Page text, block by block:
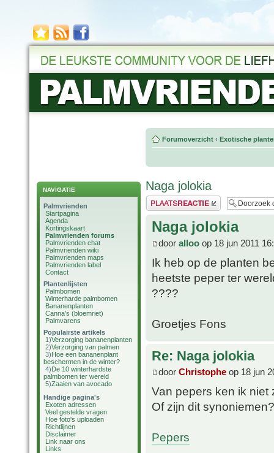
NAVIGATIE
Palmvrienden
Startpagina
Agenda
Kortingskaart
Palmvrienden forums
Palmvrienden chat
Palmvrienden wiki
Palmvrienden maps
Palmvrienden label
Contact
Plantenlijsten
Palmbomen
Winterharde palmbomen
Bananenplanten
Canna's (bloemriet)
Palmvarens
Populairste artikels
1)Verzorging bananenplanten
2)Verzorging van palmen
3)Hoe een bananenplant
beschermen in de winter?
4)De 10 winterhardste
palmbomen ter wereld
5)Zaaien van avocado
Handige pagina's
Exoten adressen
Veel gestelde vragen
Hoe foto's uploaden
Richtlijnen
Disclaimer
Link naar ons
Links
Forumoverzicht ‹ Exotische
Naga jolokia
Plaats een reactie
Naga jolokia
door alloo op 18 jun 2011
Ik heb op de planten
heetste peper ter
????
Groetjes Fons
Re: Naga jolokia
door Christophe op 18 jun
Van pepers ken ik niet
Of zijn dit synoniemen?
Pepers